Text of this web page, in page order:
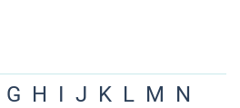
G H I J K L M N